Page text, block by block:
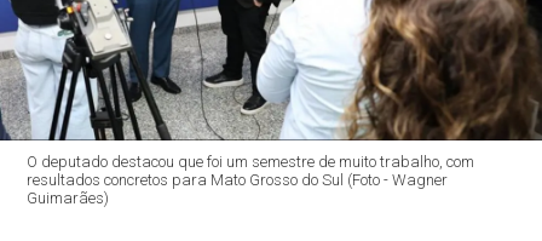
O deputado destacou que foi um semestre de muito trabalho, com
resultados concretos para Mato Grosso do Sul (Foto - Wagner
Guimarães)